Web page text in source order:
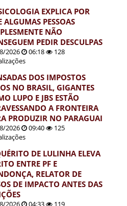
EXPLICA POR
ALGUMAS PESSOAS
NÃO
PEDIR DESCULPAS
2026 06:18
128
DOS IMPOSTOS
NO BRASIL, GIGANTES
LUPO E JBS ESTÃO
A FRONTEIRA
PRODUZIR NO PARAGUAI
2026 09:40
125
DE LULINHA ELEVA
ENTRE PF E
RELATOR DE
DE IMPACTO ANTES DAS
2026 04:33 119